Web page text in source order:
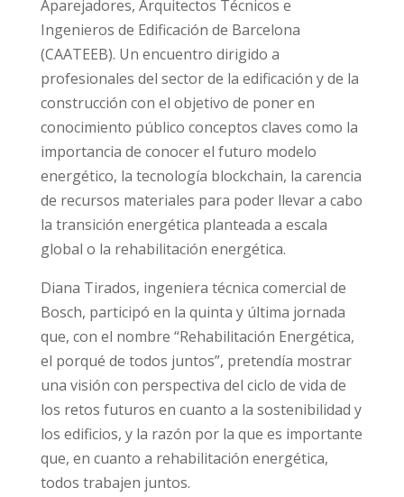
Aparejadores, Arquitectos Técnicos e
Ingenieros de Edificación de Barcelona
(CAATEEB). Un encuentro dirigido a
profesionales del sector de la edificación y de la
construcción con el objetivo de poner en
conocimiento público conceptos claves como la
importancia de conocer el futuro modelo
energético, la tecnología blockchain, la carencia
de recursos materiales para poder llevar a cabo
la transición energética planteada a escala
global o la rehabilitación energética.
Diana Tirados, ingeniera técnica comercial de
Bosch, participó en la quinta y última jornada
que, con el nombre “Rehabilitación Energética,
el porqué de todos juntos”, pretendía mostrar
una visión con perspectiva del ciclo de vida de
los retos futuros en cuanto a la sostenibilidad y
los edificios, y la razón por la que es importante
que, en cuanto a rehabilitación energética,
todos trabajen juntos.